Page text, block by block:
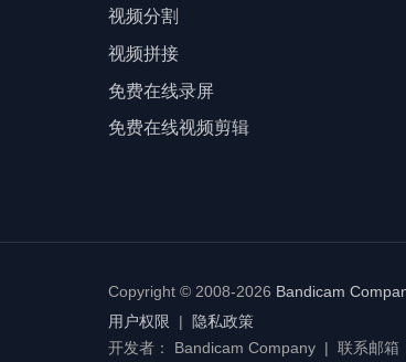
视频分割
视频拼接
免费在线录屏
免费在线视频剪辑
Copyright © 2008-2026 Bandicam
用户权限 |
隐私政策
开发者： Bandicam Company | 联系邮箱